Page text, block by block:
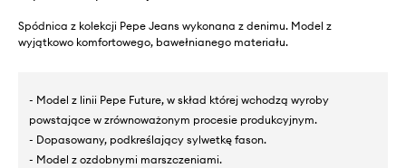
Spódnica z kolekcji Pepe Jeans wykonana z denimu. Model z
wyjątkowo komfortowego, bawełnianego materiału.
- Model z linii Pepe Future, w skład której wchodzą wyroby
powstające w zrównoważonym procesie produkcyjnym.
- Dopasowany, podkreślający sylwetkę fason.
- Model z ozdobnymi marszczeniami.